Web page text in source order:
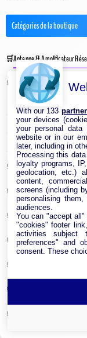
Catégories de la boutique
Antenne & Amplificateur
Cable Réseau
Adaptateur
Câble RJ45
Clé USB Wi-Fi
Carte réseau
Module CPL
Point d’accès Internet Wi-Fi
Répéteur Wifi
With our 133
your devices
your personal
website or in our
later, including in
Processing this
loyalty programs,
geolocation, etc.)
content,
screens (including
personalising
audiences.
You can "accept
"cookies" footer
activities
preferences" and
consent. These